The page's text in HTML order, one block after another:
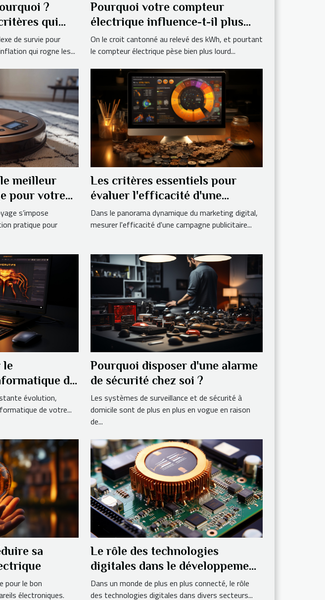
?
qui
de survie pour
qui rogne les...
Pourquoi votre compteur
électrique influence-t-il plus
que vos factures ?
On le croit cantonné au relevé des kWh, et pourtant
le compteur électrique pèse bien plus lourd...
meilleur
pour votre
s’impose
pratique pour
Les critères essentiels pour
évaluer l'efficacité d'une
campagne de marketing digital
Dans le panorama dynamique du marketing digital,
mesurer l'efficacité d'une campagne publicitaire...
le
de
évolution,
de votre...
Pourquoi disposer d'une alarme
de sécurité chez soi ?
Les systèmes de surveillance et de sécurité à
domicile sont de plus en plus en vogue en raison
de...
sa
pour le bon
électroniques.
Le rôle des technologies
digitales dans le développement
du commerce aux Caraïbes
Dans un monde de plus en plus connecté, le rôle
des technologies digitales dans divers secteurs...